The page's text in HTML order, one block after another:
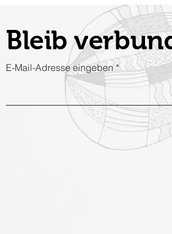
Bleib
E-Mail-Adresse eingeben